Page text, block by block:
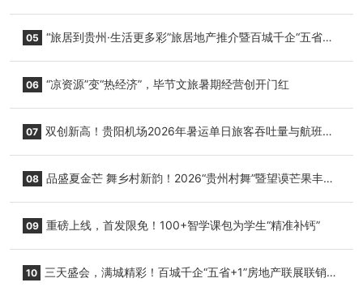
05 “旅居到贵州·生活更多彩”旅居地产推介暨百城千企“五省
06 “凉资源”变“热经济”，毕节文旅暑期经营创开门红
07 双创新高！贵阳机场2026年暑运单日旅客吞吐量与航班起
08 品盛夏金芒 舞乡村新韵！2026“贵州村舞”暨望谟芒果丰收
09 重磅上线，首发限免！100+智学课包为学生“精准补钙”
10 三天盛会，满城精彩！百城千企“五省+1”房地产联展联销活